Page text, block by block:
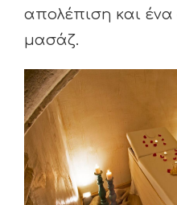
απολέπιση και ένα
μασάζ.